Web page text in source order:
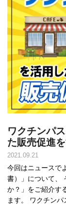
ワクチンパ
た販売促進
2021.09.21
今回はニュースで
書）」について、
か？」をご紹介す
ます。 ワクチン